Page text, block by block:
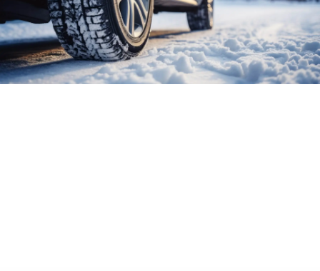
Bestel voordelig winterbanden
Gratis bezorgd of montage bij jou in de buurt
Seizoen:
Merken: